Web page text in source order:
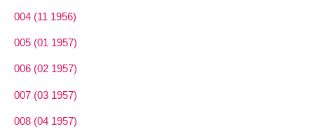
004 (11 1956)
005 (01 1957)
006 (02 1957)
007 (03 1957)
008 (04 1957)